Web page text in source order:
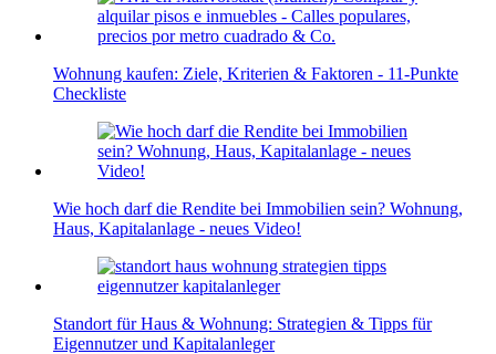
Wohnung kaufen: Ziele, Kriterien & Faktoren - 11-Punkte
Checkliste
Wie hoch darf die Rendite bei Immobilien sein? Wohnung,
Haus, Kapitalanlage - neues Video!
Standort für Haus & Wohnung: Strategien & Tipps für
Eigennutzer und Kapitalanleger